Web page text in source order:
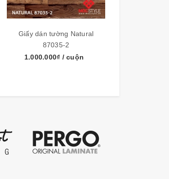
Giấy dán tường Natural
87035-2
1.000.000₫ / cuộn